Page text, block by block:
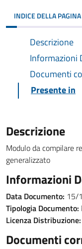
INDICE DELLA PAGINA
Descrizione
Informazioni
Documenti
Presente in
Descrizione
Modulo da compilare
generalizzato
Informazioni
Data Documento: 15/
Tipologia Documento:
Licenza Distribuzione:
Documenti